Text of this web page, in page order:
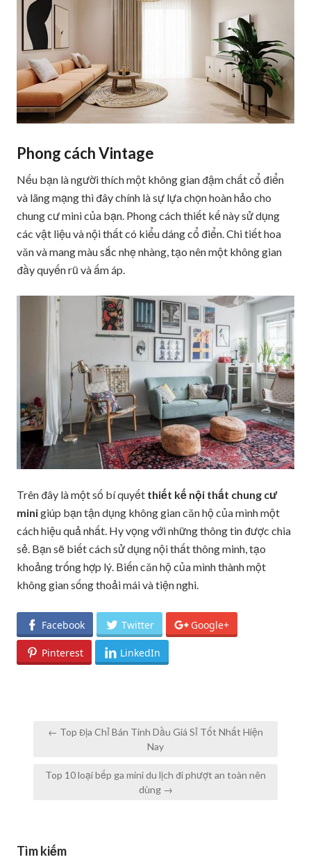
Phong cách Vintage
Nếu bạn là người thích một không gian đậm chất cổ điển
và lãng mạng thì đây chính là sự lựa chọn hoàn hảo cho
chung cư mini của bạn. Phong cách thiết kế này sử dụng
các vật liệu và nội thất có kiểu dáng cổ điển. Chi tiết hoa
văn và mang màu sắc nhẹ nhàng, tạo nên một không gian
đầy quyến rũ và ấm áp.
Trên đây là một số bí quyết thiết kế nội thất chung cư
minigiúp bạn tận dụng không gian căn hộ của mình một
cách hiệu quả nhất. Hy vọng với những thông tin được chia
sẻ. Bạn sẽ biết cách sử dụng nội thất thông minh, tạo
khoảng trống hợp lý. Biến căn hộ của mình thành một
không gian sống thoải mái và tiện nghi.
Facebook Twitter Google+
Pinterest LinkedIn
Post← Top Địa Chỉ Bán Tinh Dầu Giá Sỉ Tốt Nhất Hiện
Nay
Top 10 loại bếp ga mini du lịch đi phượt an toàn nên
dùng →
Tìm kiếm